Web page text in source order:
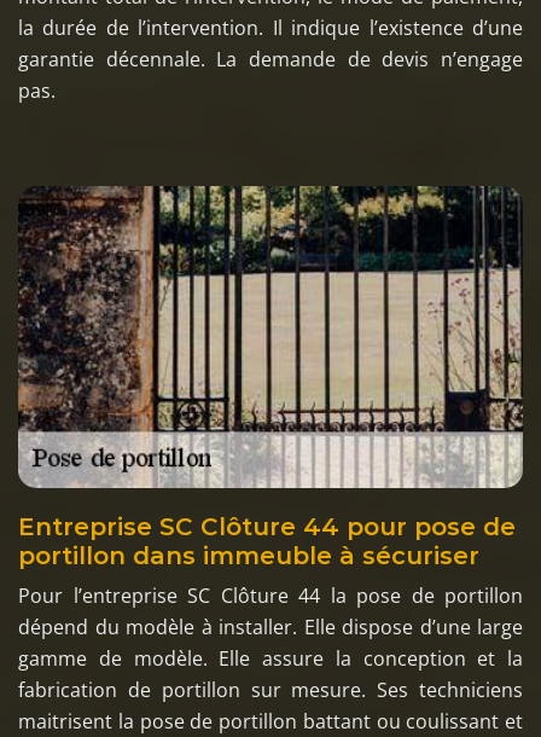
la durée de l’intervention. Il indique l’existence d’une
garantie décennale. La demande de devis n’engage
pas.
Entreprise SC Clôture 44 pour pose de
portillon dans immeuble à sécuriser
Pour l’entreprise SC Clôture 44 la pose de portillon
dépend du modèle à installer. Elle dispose d’une large
gamme de modèle. Elle assure la conception et la
fabrication de portillon sur mesure. Ses techniciens
maitrisent la pose de portillon battant ou coulissant et